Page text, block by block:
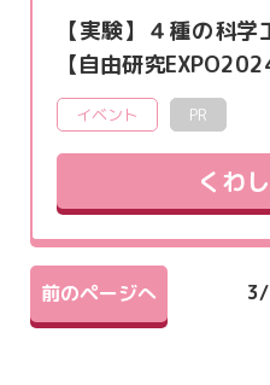
【実験】４種の科
【自由研究
イベント PR
くわ
前のページへ 3/